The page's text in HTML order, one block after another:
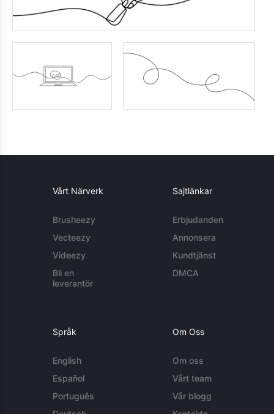
Vårt Närverk
Brusheezy
Vecteezy
Videezy
Bli en
leverantör
Sajtlänkar
Erbjudanden
Annonsera
Kundtjänst
DMCA
Språk
English
Español
Português
Om Oss
Om oss
Vårt team
Vår blogg